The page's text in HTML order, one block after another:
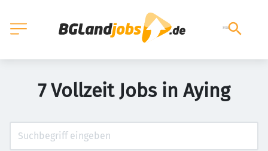
7 Vollzeit Jobs in Aying